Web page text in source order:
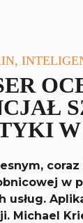
w
usług.
Michael